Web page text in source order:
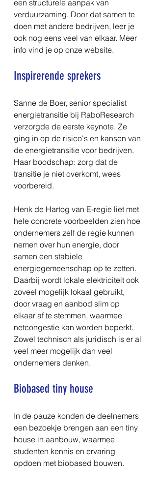
een structurele aanpak van
verduurzaming. Door dat samen te
doen met andere bedrijven, leer je
ook nog eens veel van elkaar. Meer
info vind je op onze website.
Inspirerende sprekers
Sanne de Boer, senior specialist
energietransitie bij RaboResearch
verzorgde de eerste keynote. Ze
ging in op de risico's en kansen van
de energietransitie voor bedrijven.
Haar boodschap: zorg dat de
transitie je niet overkomt, wees
voorbereid.
Henk de Hartog van E-regie liet met
hele concrete voorbeelden zien hoe
ondernemers zelf de regie kunnen
nemen over hun energie, door
samen een stabiele
energiegemeenschap op te zetten.
Daarbij wordt lokale elektriciteit ook
zoveel mogelijk lokaal gebruikt,
door vraag en aanbod slim op
elkaar af te stemmen, waarmee
netcongestie kan worden beperkt.
Zowel technisch als juridisch is er al
veel meer mogelijk dan veel
ondernemers denken.
Biobased tiny house
In de pauze konden de deelnemers
een bezoekje brengen aan een tiny
house in aanbouw, waarmee
studenten kennis en ervaring
opdoen met biobased bouwen.